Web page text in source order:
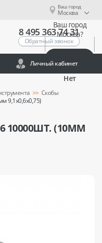
Ваш город
Москва
Ваш город
Москва?
Нет
8 495 363 74 31
Обратный звонок
Личный кабинет
Скобы
9,1х0,6х0,75)
10000ШТ. (10ММ